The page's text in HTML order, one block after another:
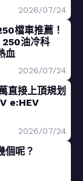
2026/07/24
檔車推薦！
油冷科
血
2026/07/24
直接上頂規划
e:HEV
2026/07/24
個呢？